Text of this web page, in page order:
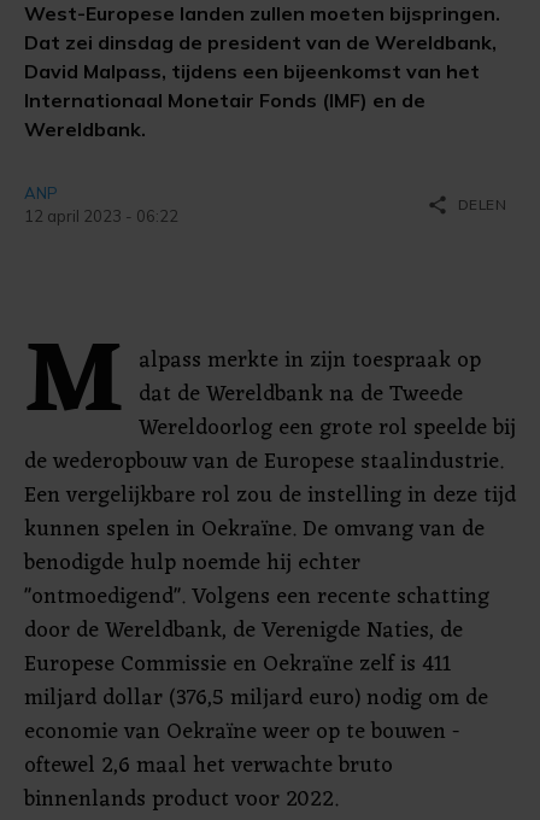
West-Europese landen zullen moeten bijspringen.
Dat zei dinsdag de president van de Wereldbank,
David Malpass, tijdens een bijeenkomst van het
Internationaal Monetair Fonds (IMF) en de
Wereldbank.
ANP
12 april 2023 - 06:22
share DELEN
M alpass merkte in zijn toespraak op
dat de Wereldbank na de Tweede
Wereldoorlog een grote rol speelde bij
de wederopbouw van de Europese staalindustrie.
Een vergelijkbare rol zou de instelling in deze tijd
kunnen spelen in Oekraïne. De omvang van de
benodigde hulp noemde hij echter
"ontmoedigend". Volgens een recente schatting
door de Wereldbank, de Verenigde Naties, de
Europese Commissie en Oekraïne zelf is 411
miljard dollar (376,5 miljard euro) nodig om de
economie van Oekraïne weer op te bouwen -
oftewel 2,6 maal het verwachte bruto
binnenlands product voor 2022.